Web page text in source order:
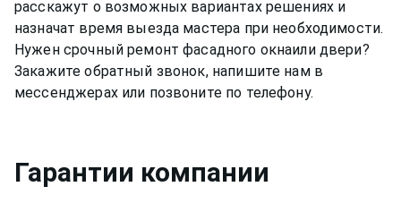
для замены фурнитуры фасадных окон в Ропша
недорого.
расскажут о возможных вариантах решениях и
назначат время выезда мастера при необходимости.
Нужен срочный ремонтфасадного окнаили двери?
Закажите обратный звонок, напишите нам в
мессенджерах или позвоните по телефону.
Гарантии компании